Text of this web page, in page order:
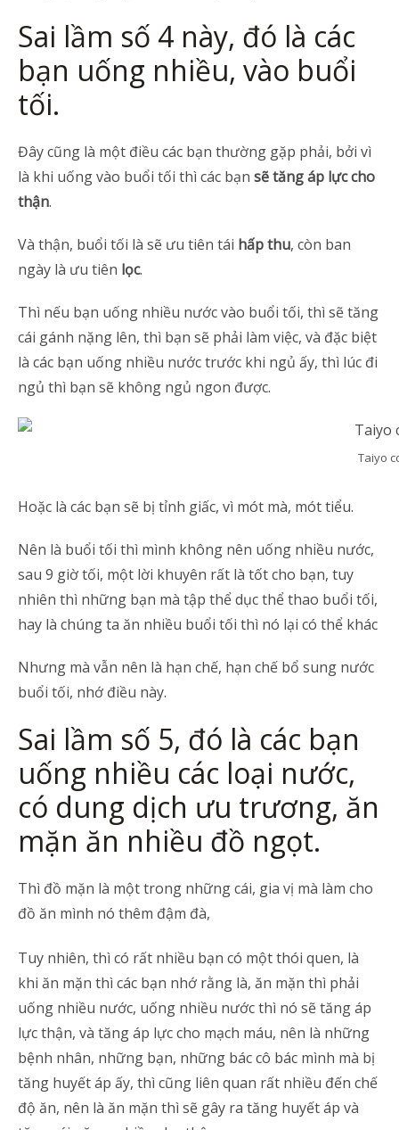
Sai lầm số 4 này, đó là các
bạn uống nhiều, vào buổi
tối.
Đây cũng là một điều các bạn thường gặp phải, bởi vì
là khi uống vào buổi tối thì các bạn sẽ tăng áp lực cho
thận.
Và thận, buổi tối là sẽ ưu tiên tái hấp thu, còn ban
ngày là ưu tiên lọc.
Thì nếu bạn uống nhiều nước vào buổi tối, thì sẽ tăng
cái gánh nặng lên, thì bạn sẽ phải làm việc, và đặc biệt
là các bạn uống nhiều nước trước khi ngủ ấy, thì lúc đi
ngủ thì bạn sẽ không ngủ ngon được.
Taiyo
Hoặc là các bạn sẽ bị tỉnh giấc, vì mót mà, mót tiểu.
Nên là buổi tối thì mình không nên uống nhiều nước,
sau 9 giờ tối, một lời khuyên rất là tốt cho bạn, tuy
nhiên thì những bạn mà tập thể dục thể thao buổi tối,
hay là chúng ta ăn nhiều buổi tối thì nó lại có thể khác
Nhưng mà vẫn nên là hạn chế, hạn chế bổ sung nước
buổi tối, nhớ điều này.
Sai lầm số 5, đó là các bạn
uống nhiều các loại nước,
có dung dịch ưu trương, ăn
mặn ăn nhiều đồ ngọt.
Thì đồ mặn là một trong những cái, gia vị mà làm cho
đồ ăn mình nó thêm đậm đà,
Tuy nhiên, thì có rất nhiều bạn có một thói quen, là
khi ăn mặn thì các bạn nhớ rằng là, ăn mặn thì phải
uống nhiều nước, uống nhiều nước thì nó sẽ tăng áp
lực thận, và tăng áp lực cho mạch máu, nên là những
bệnh nhân, những bạn, những bác cô bác mình mà bị
tăng huyết áp ấy, thì cũng liên quan rất nhiều đến chế
độ ăn, nên là ăn mặn thì sẽ gây ra tăng huyết áp và